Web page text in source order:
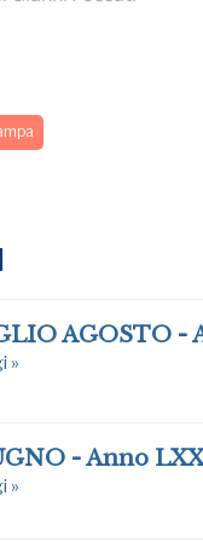
AGOSTO -
»
- Anno
»